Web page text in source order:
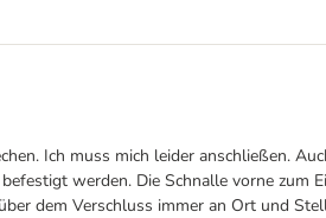
Ich muss mich leider anschließen.
werden. Die Schnalle vorne zum
dem Verschluss immer an Ort und